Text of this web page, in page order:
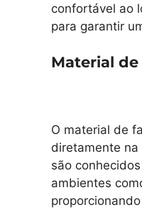
confortável ao
para garantir
Material de
O material de
diretamente
são
ambientes